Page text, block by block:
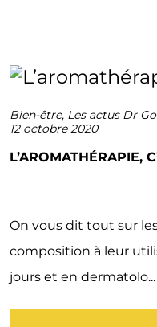
Bien-être, Les actus Dr
12 octobre 2020
L’AROMATHÉRAPIE,
On vous dit tout sur
composition à leur
jours et en dermatolo...